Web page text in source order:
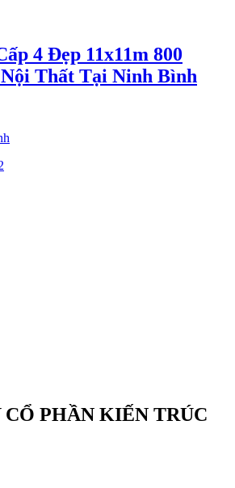
4 Đẹp 11x11m 800
Thất Tại Ninh Bình
CỔ PHẦN KIẾN TRÚC